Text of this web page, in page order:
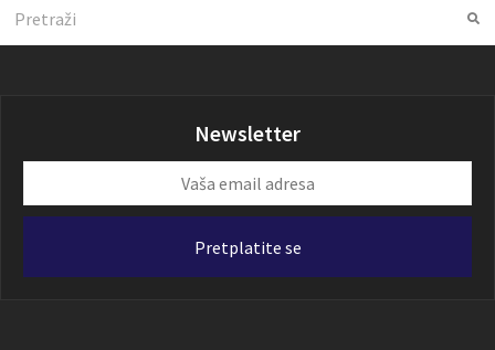
Newsletter
email
Pretplatite se